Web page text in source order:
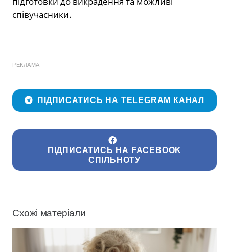
співучасники.
РЕКЛАМА
ПІДПИСАТИСЬ НА TELEGRAM КАНАЛ
ПІДПИСАТИСЬ НА FACEBOOK
СПІЛЬНОТУ
Схожі матеріали